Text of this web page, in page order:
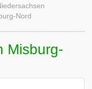
Nord
Misburg-